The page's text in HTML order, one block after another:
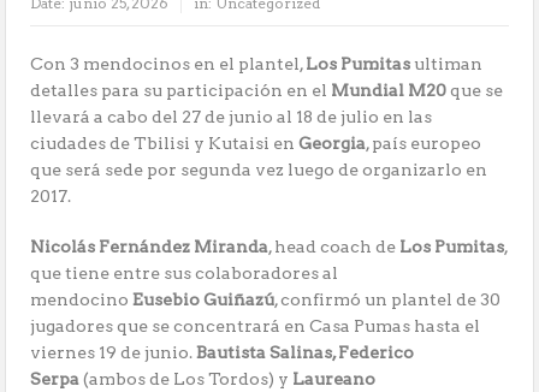
Con 3 mendocinos en el plantel,Los Pumitasultiman
detalles para su participación en el Mundial M20que se
llevará a cabo del 27 de junio al 18 de julio en las
ciudades de Tbilisi y Kutaisi enGeorgia, país europeo
que será sede por segunda vez luego de organizarlo en
2017.
Nicolás Fernández Miranda, head coach de Los Pumitas,
que tiene entre sus colaboradores al
mendocinoEusebio Guiñazú, confirmó un plantel de 30
jugadores que se concentrará en Casa Pumas hasta el
viernes 19 de junio.Bautista Salinas, Federico
Serpa(ambos de Los Tordos) y Laureano